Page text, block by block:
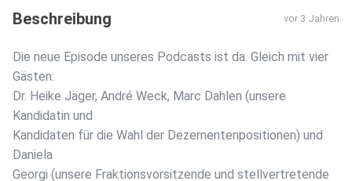
Beschreibung vor 3 Jahren
Die neue Episode unseres Podcasts ist da. Gleich mit vier
Gästen:
Dr. Heike Jäger, André Weck, Marc Dahlen (unsere
Kandidatin und
Kandidaten für die Wahl der Dezernentenpositionen) und
Daniela
Georgi (unsere Fraktionsvorsitzende und stellvertretende